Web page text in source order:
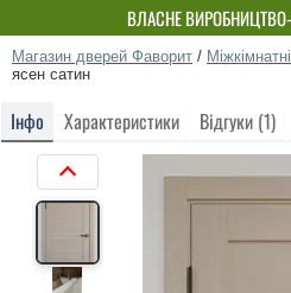
ВЛАСНЕ
Магазин дверей Фаворит /
ясен сатин
Інфо Характеристики Відгуки (1)